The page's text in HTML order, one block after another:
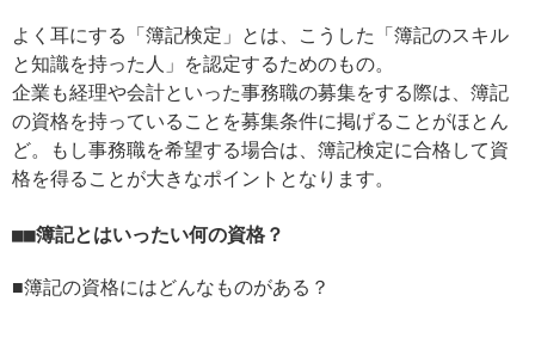
よく耳にする「簿記検定」とは、こうした「簿記のスキル
と知識を持った人」を認定するためのもの。
企業も経理や会計といった事務職の募集をする際は、簿記
の資格を持っていることを募集条件に掲げることがほとん
ど。もし事務職を希望する場合は、簿記検定に合格して資
格を得ることが大きなポイントとなります。
■簿記とはいったい何の資格？
■簿記の資格にはどんなものがある？